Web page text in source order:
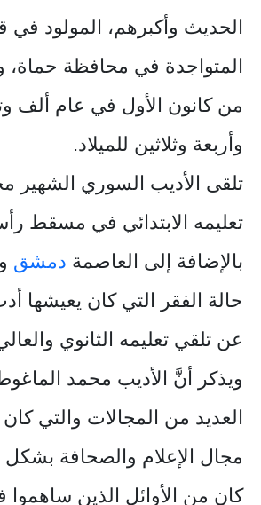
الحديث وأكبرهم، المولود في
المتواجدة في محافظة حماة،
من كانون الأول في عام ألف
وأربعة وثلاثين للميلاد.
تلقى الأديب السوري الشهير
تعليمه الابتدائي في مسقط
بالإضافة إلى العاصمة دمشق
حالة الفقر التي كان يعيشها
عن تلقي تعليمه الثانوي
ويذكر أنَّ الأديب محمد
العديد من المجالات والتي
مجال الإعلام والصحافة
كان من الأوائل الذين